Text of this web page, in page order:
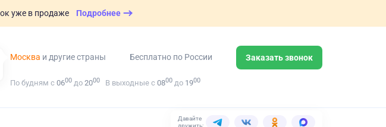
уже в продаже Подробнее
Москва и другие страны Бесплатно по России Заказать звонок
По будням с 0600 до 2000 В выходные с 0800 до 1900
Давайте
дружить: